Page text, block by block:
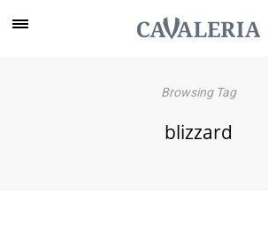
Browsing Tag
blizzard